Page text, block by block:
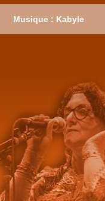
Musique : Kabyle